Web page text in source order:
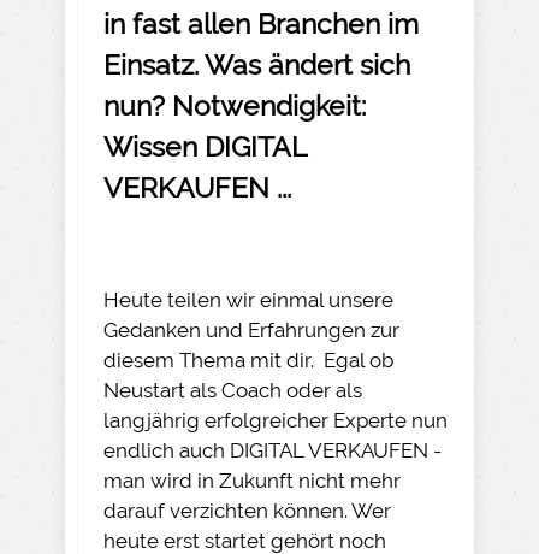
in fast allen Branchen im
Einsatz. Was ändert sich
nun? Notwendigkeit:
Wissen DIGITAL
VERKAUFEN ...
Heute teilen wir einmal unsere
Gedanken und Erfahrungen zur
diesem Thema mit dir. Egal ob
Neustart als Coach oder als
langjährig erfolgreicher Experte nun
endlich auch DIGITAL VERKAUFEN -
man wird in Zukunft nicht mehr
darauf verzichten können. Wer
heute erst startet gehört noch